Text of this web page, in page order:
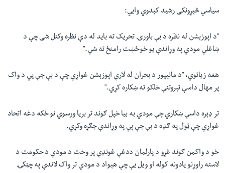
سیاسي څېړونکی رشید کېدوي وايي:
"د اپوزېشن له نظره د بې باورۍ تحریک ته باید له دې نظره وکتل شی چې د
ښاغلي مودي په وړاندې یو خوځښت رامنځ ته شي."
هغه زیاتوي، "د مانیپور د بحران له لارې اپوزېشن غواړي چې د بې جې پي د واک
پر مهال داسې تېروتنې خلکو ته ښکاره کړي."
تر‌ ډېره داسې ښکاري چې مودي به بیا خپل ګوند تر بریا ورسوي نو ځکه دغه اتحاد
غواړي چې ټول په ګډه د بې جې پي په وړاندې جګړه وکړي.
خو د واکمن ګوند غړو د پارلمان ددغې غونډې پر وخت د مودي د حکومت د
لاسته راوړنو یادونه کوله او ویل یې چې هېواد د مودي تر واک لاندې په چټکۍ